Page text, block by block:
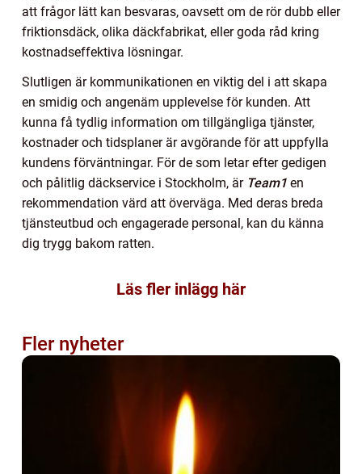
att frågor lätt kan besvaras, oavsett om de rör dubb eller
friktionsdäck, olika däckfabrikat, eller goda råd kring
kostnadseffektiva lösningar.
Slutligen är kommunikationen en viktig del i att skapa
en smidig och angenäm upplevelse för kunden. Att
kunna få tydlig information om tillgängliga tjänster,
kostnader och tidsplaner är avgörande för att uppfylla
kundens förväntningar. För de som letar efter gedigen
och pålitlig däckservice i Stockholm, är Team1 en
rekommendation värd att överväga. Med deras breda
tjänsteutbud och engagerade personal, kan du känna
dig trygg bakom ratten.
Läs fler inlägg här
Fler nyheter